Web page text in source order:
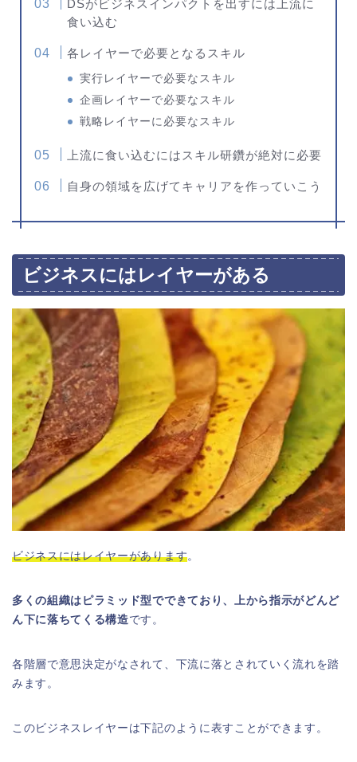
DSがビジネスインパクトを出すには上流に
食い込む
各レイヤーで必要となるスキル
実行レイヤーで必要なスキル
企画レイヤーで必要なスキル
戦略レイヤーに必要なスキル
上流に食い込むにはスキル研鑽が絶対に必要
自身の領域を広げてキャリアを作っていこう
ビジネスにはレイヤーがある
ビジネスにはレイヤーがあります。
多くの組織はピラミッド型でできており、上から指示がどんど
ん下に落ちてくる構造です。
各階層で意思決定がなされて、下流に落とされていく流れを踏
みます。
このビジネスレイヤーは下記のように表すことができます。